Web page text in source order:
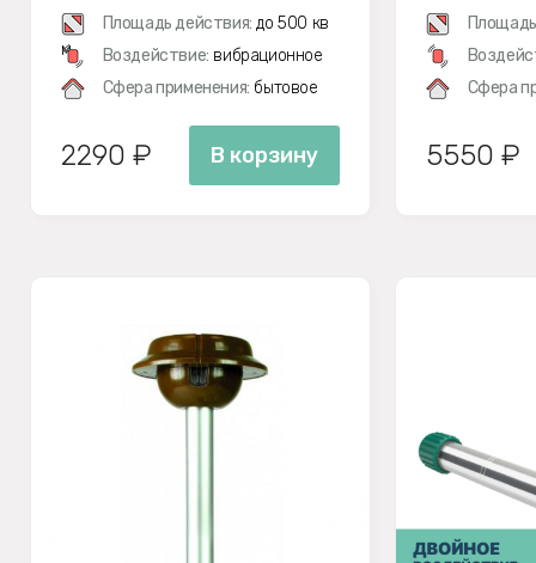
Площадь действия: до 500 кв
м
Воздействие: вибрационное
Сфера применения: бытовое
2290 ₽ В корзину
Сфера
5550 ₽